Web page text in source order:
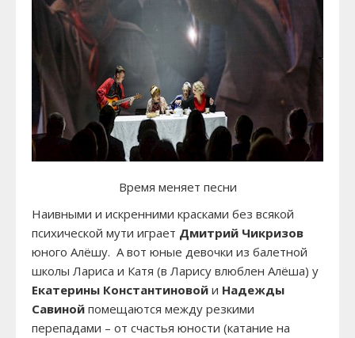
Время меняет песни
Наивными и искренними красками без всякой
психической мути играет Дмитрий Чикризов
юного Алёшу. А вот юные девочки из балетной
школы Лариса и Катя (в Ларису влюблен Алёша) у
Екатерины Константиновой и Надежды
Савиной помещаются между резкими
перепадами – от счастья юности (катание на